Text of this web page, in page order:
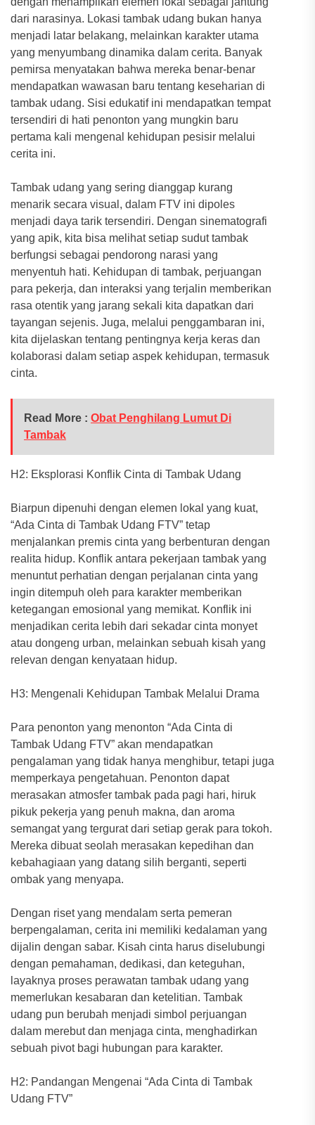
dari narasinya. Lokasi tambak udang bukan hanya
menjadi latar belakang, melainkan karakter utama
yang menyumbang dinamika dalam cerita. Banyak
pemirsa menyatakan bahwa mereka benar-benar
mendapatkan wawasan baru tentang keseharian di
tambak udang. Sisi edukatif ini mendapatkan tempat
tersendiri di hati penonton yang mungkin baru
pertama kali mengenal kehidupan pesisir melalui
cerita ini.
Tambak udang yang sering dianggap kurang
menarik secara visual, dalam FTV ini dipoles
menjadi daya tarik tersendiri. Dengan sinematografi
yang apik, kita bisa melihat setiap sudut tambak
berfungsi sebagai pendorong narasi yang
menyentuh hati. Kehidupan di tambak, perjuangan
para pekerja, dan interaksi yang terjalin memberikan
rasa otentik yang jarang sekali kita dapatkan dari
tayangan sejenis. Juga, melalui penggambaran ini,
kita dijelaskan tentang pentingnya kerja keras dan
kolaborasi dalam setiap aspek kehidupan, termasuk
cinta.
Read More : Obat Penghilang Lumut Di
Tambak
H2: Eksplorasi Konflik Cinta di Tambak Udang
Biarpun dipenuhi dengan elemen lokal yang kuat,
“Ada Cinta di Tambak Udang FTV” tetap
menjalankan premis cinta yang berbenturan dengan
realita hidup. Konflik antara pekerjaan tambak yang
menuntut perhatian dengan perjalanan cinta yang
ingin ditempuh oleh para karakter memberikan
ketegangan emosional yang memikat. Konflik ini
menjadikan cerita lebih dari sekadar cinta monyet
atau dongeng urban, melainkan sebuah kisah yang
relevan dengan kenyataan hidup.
H3: Mengenali Kehidupan Tambak Melalui Drama
Para penonton yang menonton “Ada Cinta di
Tambak Udang FTV” akan mendapatkan
pengalaman yang tidak hanya menghibur, tetapi juga
memperkaya pengetahuan. Penonton dapat
merasakan atmosfer tambak pada pagi hari, hiruk
pikuk pekerja yang penuh makna, dan aroma
semangat yang tergurat dari setiap gerak para tokoh.
Mereka dibuat seolah merasakan kepedihan dan
kebahagiaan yang datang silih berganti, seperti
ombak yang menyapa.
Dengan riset yang mendalam serta pemeran
berpengalaman, cerita ini memiliki kedalaman yang
dijalin dengan sabar. Kisah cinta harus diselubungi
dengan pemahaman, dedikasi, dan keteguhan,
layaknya proses perawatan tambak udang yang
memerlukan kesabaran dan ketelitian. Tambak
udang pun berubah menjadi simbol perjuangan
dalam merebut dan menjaga cinta, menghadirkan
sebuah pivot bagi hubungan para karakter.
H2: Pandangan Mengenai “Ada Cinta di Tambak
Udang FTV”